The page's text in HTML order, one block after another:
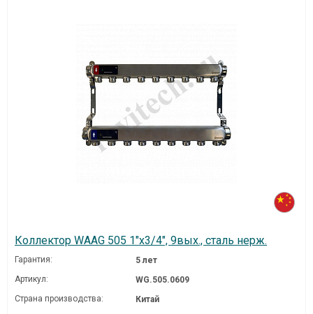
Коллектор WAAG 505 1"х3/4", 9вых., сталь нерж.
Гарантия:
5 лет
Артикул:
WG.505.0609
Страна производства:
Китай